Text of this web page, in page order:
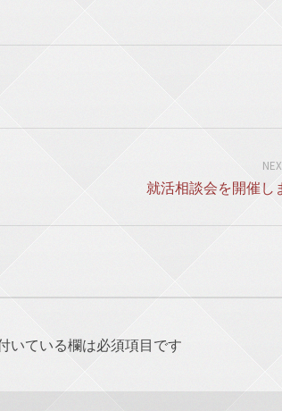
就活相談会を開催し
いている欄は必須項目です